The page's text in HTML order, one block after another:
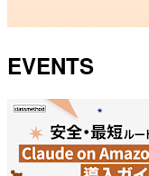
EVENTS